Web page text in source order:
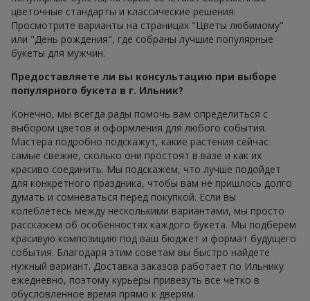
цветочные стандарты и классические решения.
Просмотрите варианты на страницах "Цветы любимому"
или "День рождения", где собраны лучшие популярные
букеты для мужчин.
Предоставляете ли вы консультацию при выборе
популярного букета в г. Ильник?
Конечно, мы всегда рады помочь вам определиться с
выбором цветов и оформления для любого события.
Мастера подробно подскажут, какие растения сейчас
самые свежие, сколько они простоят в вазе и как их
красиво соединить. Мы подскажем, что лучше подойдет
для конкретного праздника, чтобы вам не пришлось долго
думать и сомневаться перед покупкой. Если вы
колеблетесь между несколькими вариантами, мы просто
расскажем об особенностях каждого букета. Мы подберем
красивую композицию под ваш бюджет и формат будущего
события. Благодаря этим советам вы быстро найдете
нужный вариант. Доставка заказов работает по Ильнику
ежедневно, поэтому курьеры привезуть все четко в
обусловленное время прямо к дверям.